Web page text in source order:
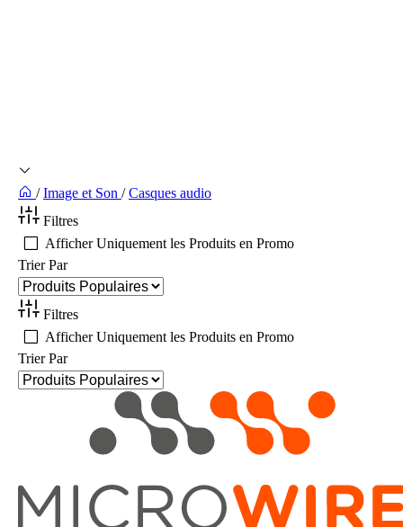
/ Image et Son / Casques audio
Filtres
Afficher Uniquement les Produits en Promo
Trier Par
Filtres
Afficher Uniquement les Produits en Promo
Trier Par